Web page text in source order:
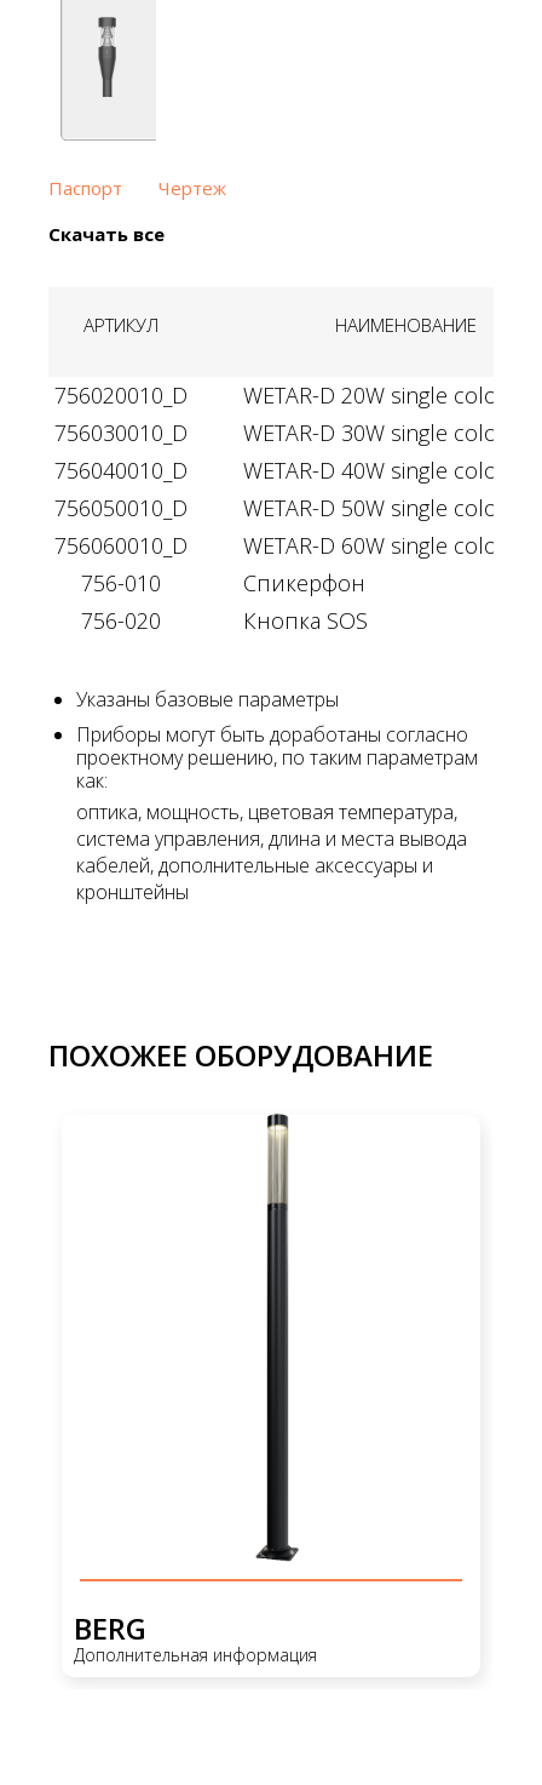
Паспорт
Чертеж
Скачать все
АРТИКУЛ НАИМЕНОВАНИЕ
756020010_D
WETAR-D 20W single color
756030010_D
WETAR-D 30W single color
756040010_D
WETAR-D 40W single color
756050010_D
WETAR-D 50W single color
756060010_D
WETAR-D 60W single color
756-010
Спикерфон
756-020
Кнопка SOS
Указаны базовые параметры
Приборы могут быть доработаны согласно
проектному решению, по таким параметрам
как:
оптика, мощность, цветовая температура,
система управления, длина и места вывода
кабелей, дополнительные аксессуары и
кронштейны
ПОХОЖЕЕ ОБОРУДОВАНИЕ
BERG
Дополнительная информация